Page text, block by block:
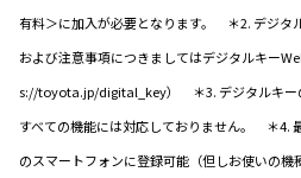
有料＞に加入が必要となります。 ＊2. デジタ
および注意事項につきましてはデジタルキー
s://toyota.jp/digital_key） ＊3. デジタルキー
すべての機能には対応しておりません。 ＊4.
のスマートフォンに登録可能（但しお使いの機